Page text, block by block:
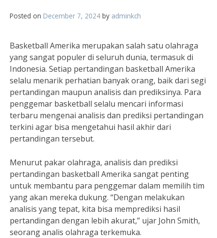
Posted on December 7, 2024 by adminkch
Basketball Amerika merupakan salah satu olahraga
yang sangat populer di seluruh dunia, termasuk di
Indonesia. Setiap pertandingan basketball Amerika
selalu menarik perhatian banyak orang, baik dari segi
pertandingan maupun analisis dan prediksinya. Para
penggemar basketball selalu mencari informasi
terbaru mengenai analisis dan prediksi pertandingan
terkini agar bisa mengetahui hasil akhir dari
pertandingan tersebut.
Menurut pakar olahraga, analisis dan prediksi
pertandingan basketball Amerika sangat penting
untuk membantu para penggemar dalam memilih tim
yang akan mereka dukung. “Dengan melakukan
analisis yang tepat, kita bisa memprediksi hasil
pertandingan dengan lebih akurat,” ujar John Smith,
seorang analis olahraga terkemuka.